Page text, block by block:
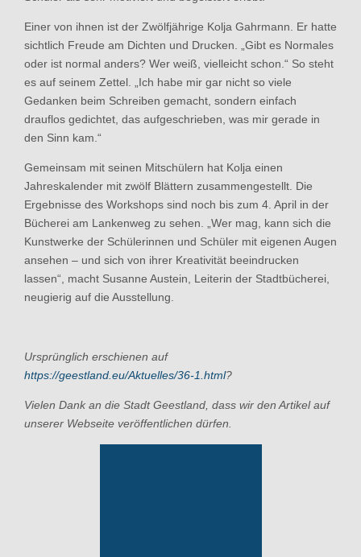
Einer von ihnen ist der Zwölfjährige Kolja Gahrmann. Er hatte
sichtlich Freude am Dichten und Drucken. „Gibt es Normales
oder ist normal anders? Wer weiß, vielleicht schon.“ So steht
es auf seinem Zettel. „Ich habe mir gar nicht so viele
Gedanken beim Schreiben gemacht, sondern einfach
drauflos gedichtet, das aufgeschrieben, was mir gerade in
den Sinn kam.“
Gemeinsam mit seinen Mitschülern hat Kolja einen
Jahreskalender mit zwölf Blättern zusammengestellt. Die
Ergebnisse des Workshops sind noch bis zum 4. April in der
Bücherei am Lankenweg zu sehen. „Wer mag, kann sich die
Kunstwerke der Schülerinnen und Schüler mit eigenen Augen
ansehen – und sich von ihrer Kreativität beeindrucken
lassen“, macht Susanne Austein, Leiterin der Stadtbücherei,
neugierig auf die Ausstellung.
Ursprünglich erschienen auf
https://geestland.eu/Aktuelles/36-1.html?
Vielen Dank an die Stadt Geestland, dass wir den Artikel auf
unserer Webseite veröffentlichen dürfen.